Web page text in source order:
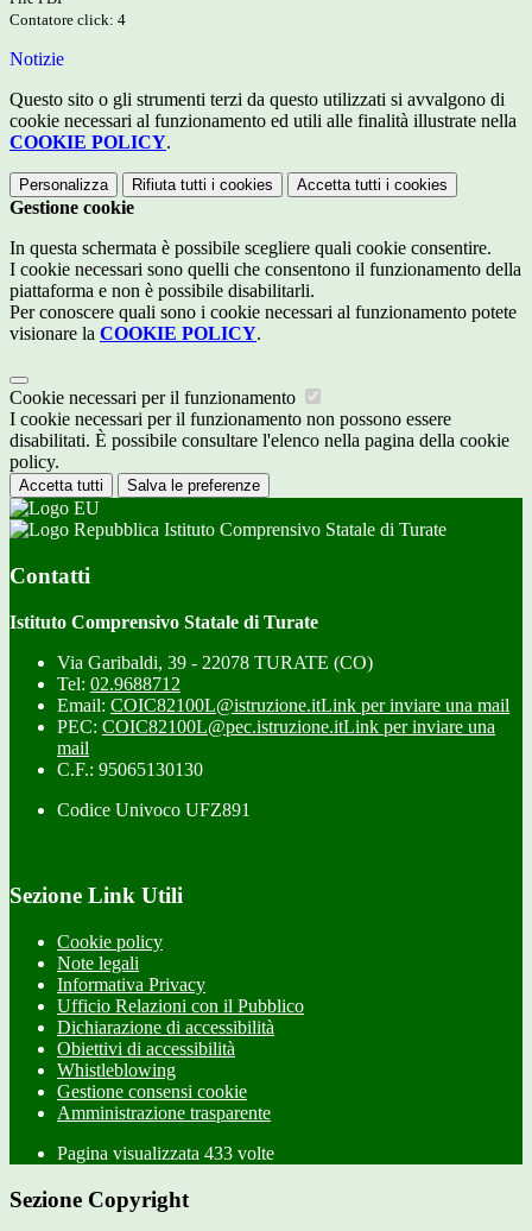
Contatore click: 4
Notizie
Questo sito o gli strumenti terzi da questo utilizzati si avvalgono di
cookie necessari al funzionamento ed utili alle finalità illustrate nella
COOKIE POLICY.
Personalizza Rifiuta tutti i cookies Accetta tutti i cookies
Gestione cookie
In questa schermata è possibile scegliere quali cookie consentire.
I cookie necessari sono quelli che consentono il funzionamento della
piattaforma e non è possibile disabilitarli.
Per conoscere quali sono i cookie necessari al funzionamento potete
visionare la COOKIE POLICY.
Cookie necessari per il funzionamento
I cookie necessari per il funzionamento non possono essere
disabilitati. È possibile consultare l'elenco nella pagina della cookie
policy.
Accetta tutti Salva le preferenze
Istituto Comprensivo Statale di Turate
Contatti
Istituto Comprensivo Statale di Turate
Via Garibaldi, 39 - 22078 TURATE (CO)
Tel: 02.9688712
Email: COIC82100L@istruzione.itLink per inviare una mail
PEC: COIC82100L@pec.istruzione.itLink per inviare una
mail
C.F.: 95065130130
Codice Univoco UFZ891
Sezione Link Utili
Cookie policy
Note legali
Informativa Privacy
Ufficio Relazioni con il Pubblico
Dichiarazione di accessibilità
Obiettivi di accessibilità
Whistleblowing
Gestione consensi cookie
Amministrazione trasparente
Pagina visualizzata 433 volte
Sezione Copyright